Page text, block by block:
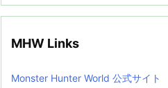
MHW Links
Monster Hunter World 公式サイト